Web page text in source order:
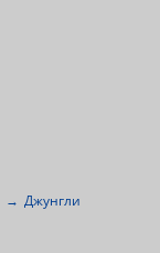
Джунгли